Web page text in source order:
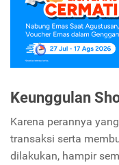
Keunggulan
Karena perannya
transaksi serta
dilakukan, hampir